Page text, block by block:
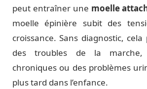
peut entraîner une moelle
moelle épinière subit des
croissance. Sans diagnostic,
des troubles de la marche,
chroniques ou des problèmes
plus tard dans l’enfance.